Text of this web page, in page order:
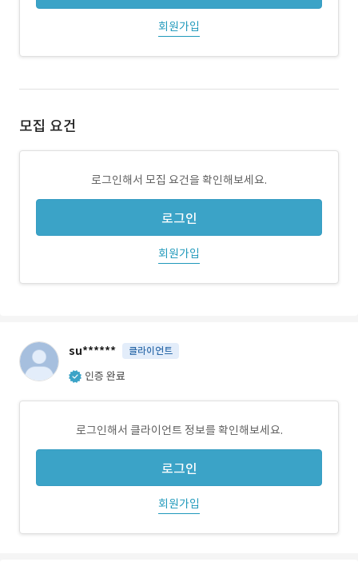
회원가입
모집 요건
로그인해서 모집 요건을 확인해보세요.
로그인
회원가입
su****** 클라이언트
인증 완료
로그인해서 클라이언트 정보를 확인해보세요.
로그인
회원가입